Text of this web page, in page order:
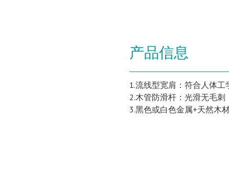
产品信息
1.流线型宽肩：符合人体
2.木管防滑杆：光滑无毛
3.黑色或白色金属+天然木